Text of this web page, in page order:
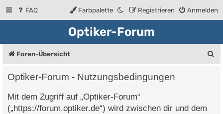
FAQ Anmelden
Registrieren
Farbpalette
Optiker-Forum
Foren-Übersicht
Optiker-Forum - Nutzungsbedingungen
Mit dem Zugriff auf „Optiker-Forum“
(„https://forum.optiker.de“) wird zwischen dir und dem